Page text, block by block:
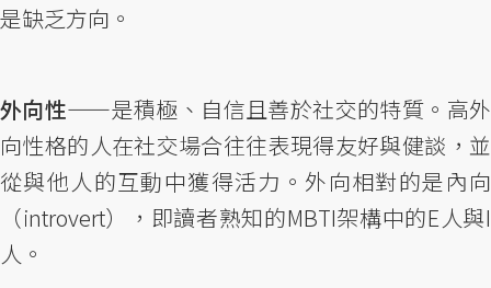
是缺乏方向。
外向性——是積極、自信且善於社交的特質。高外
向性格的人在社交場合往往表現得友好與健談，並
從與他人的互動中獲得活力。外向相對的是內向
（introvert），即讀者熟知的MBTI架構中的E人與I
人。